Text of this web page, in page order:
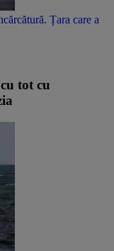
Țara care a
tot cu